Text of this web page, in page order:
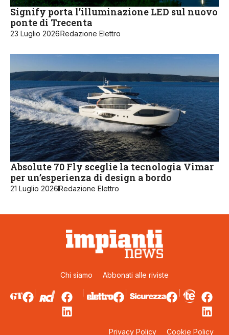
Signify porta l’illuminazione LED sul nuovo
ponte di Trecenta
23 Luglio 2026Redazione Elettro
Absolute 70 Fly sceglie la tecnologia Vimar
per un’esperienza di design a bordo
21 Luglio 2026Redazione Elettro
Chi siamo Abbonati alle riviste
Privacy Policy Cookie Policy